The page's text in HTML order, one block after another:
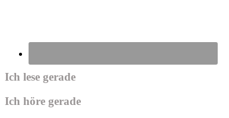
Ich lese gerade
Ich höre gerade